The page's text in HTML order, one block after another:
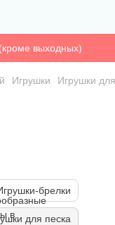
выходных)
Игрушки Игрушки
брелки
для песка